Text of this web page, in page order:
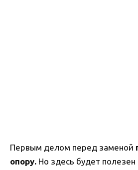
Первым делом перед заменой
опору. Но здесь будет